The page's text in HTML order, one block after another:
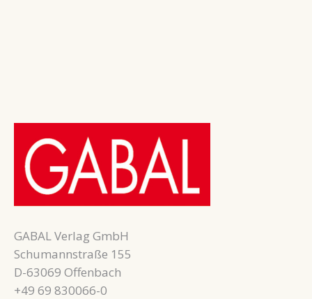
GABAL Verlag GmbH
Schumannstraße 155
D-63069 Offenbach
+49 69 830066-0